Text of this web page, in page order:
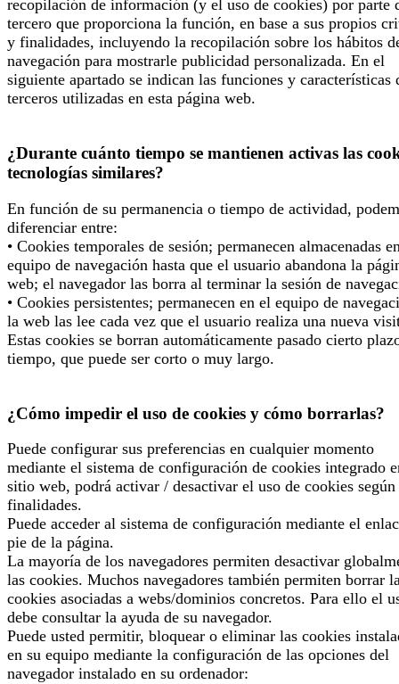
recopilación de información (y el uso de cookies) por parte
tercero que proporciona la función, en base a sus propios
y finalidades, incluyendo la recopilación sobre los hábitos
navegación para mostrarle publicidad personalizada. En el
siguiente apartado se indican las funciones y características
terceros utilizadas en esta página web.
¿Durante cuánto tiempo se mantienen activas las
tecnologías similares?
En función de su permanencia o tiempo de actividad,
diferenciar entre:
• Cookies temporales de sesión; permanecen almacenadas
equipo de navegación hasta que el usuario abandona la
web; el navegador las borra al terminar la sesión de
• Cookies persistentes; permanecen en el equipo de
la web las lee cada vez que el usuario realiza una nueva
Estas cookies se borran automáticamente pasado cierto
tiempo, que puede ser corto o muy largo.
¿Cómo impedir el uso de cookies y cómo borrarlas?
Puede configurar sus preferencias en cualquier momento
mediante el sistema de configuración de cookies integrado
sitio web, podrá activar / desactivar el uso de cookies según
finalidades.
Puede acceder al sistema de configuración mediante el
pie de la página.
La mayoría de los navegadores permiten desactivar
las cookies. Muchos navegadores también permiten borrar
cookies asociadas a webs/dominios concretos. Para ello el
debe consultar la ayuda de su navegador.
Puede usted permitir, bloquear o eliminar las cookies
en su equipo mediante la configuración de las opciones del
navegador instalado en su ordenador: